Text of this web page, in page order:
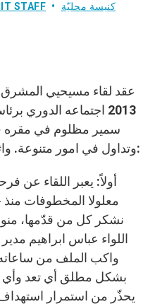
STAFF كنيسة محليّة
2013 اجتماعه الدوري
سمير مظلوم في مقره
وتداول في امور متنوعة. واثر اللقاء صدر عنه البيان التالي:
أولاً: يعبر اللقاء عن
معلولا المخطوفات منذ
نشكر كل من قدّمها،
اللواء عباس ابراهيم مدير
واكب الملف من ساعاته
بشكل مطلق أي تعد
يحذّر من استمرار